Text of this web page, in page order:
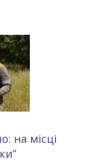
на місці